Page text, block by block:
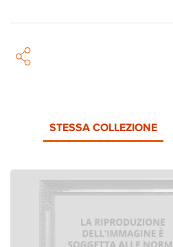
STESSA COLLEZIONE